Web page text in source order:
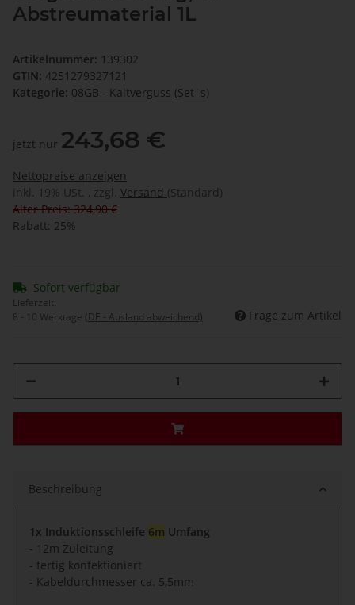
Abstreumaterial 1L
Artikelnummer: 139302
GTIN: 4251279327121
Kategorie: 08GB - Kaltverguss (Set`s)
jetzt nur 243,68 €
Nettopreise anzeigen
inkl. 19% USt. , zzgl. Versand (Standard)
Alter Preis: 324,90 €
Rabatt: 25%
Sofort verfügbar
Lieferzeit:
8 - 10 Werktage (DE - Ausland abweichend) Frage zum Artikel
Beschreibung
1x Induktionsschleife 6m Umfang
- 12m Zuleitung
- fertig konfektioniert
- Kabeldurchmesser ca. 5,5mm